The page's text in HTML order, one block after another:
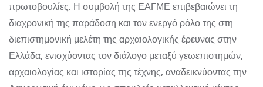
πρωτοβουλίες. Η συμβολή της ΕΑΓΜΕ επιβεβαιώνει τη
διαχρονική της παράδοση και τον ενεργό ρόλο της στη
διεπιστημονική μελέτη της αρχαιολογικής έρευνας στην
Ελλάδα, ενισχύοντας τον διάλογο μεταξύ γεωεπιστημών,
αρχαιολογίας και ιστορίας της τέχνης, αναδεικνύοντας την